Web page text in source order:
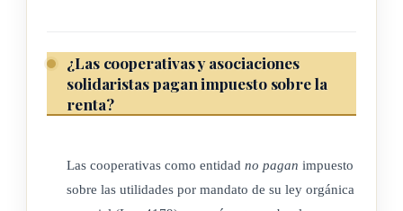
contratos, son contribuyentes todas las empresas públicas o
privadas que realicen actividades o negocios de carácter
lucrativo en el país:
a) Todas las personas jurídicas legalmente constituidas, con
independencia de si realizan o no una actividad lucrativa,
¿Las cooperativas y asociaciones
solidaristas pagan impuesto sobre la
renta?
Las cooperativas como entidad no pagan impuesto
sobre las utilidades por mandato de su ley orgánica